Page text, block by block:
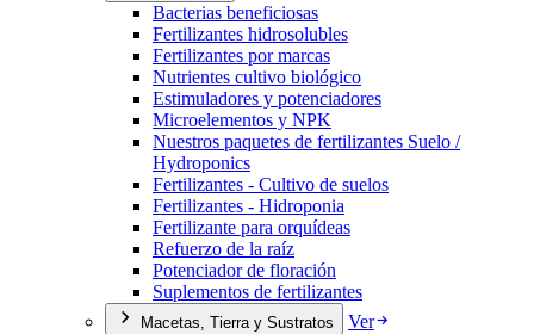
Bacterias beneficiosas
Fertilizantes hidrosolubles
Fertilizantes por marcas
Nutrientes cultivo biológico
Estimuladores y potenciadores
Microelementos y NPK
Nuestros paquetes de fertilizantes Suelo /
Hydroponics
Fertilizantes - Cultivo de suelos
Fertilizantes - Hidroponia
Fertilizante para orquídeas
Refuerzo de la raíz
Potenciador de floración
Suplementos de fertilizantes
Macetas, Tierra y Sustratos
Ver